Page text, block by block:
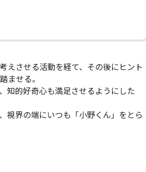
えさせる活動を経て、その後にヒント
ませる。
知的好奇心も満足させるようにした
視界の端にいつも「小野くん」をとら